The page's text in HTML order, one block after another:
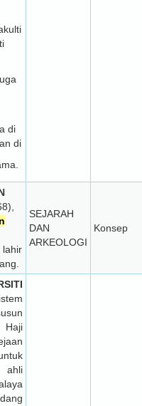
di
di
lahir
SEJARAH
DAN
ARKEOLOGI
Konsep